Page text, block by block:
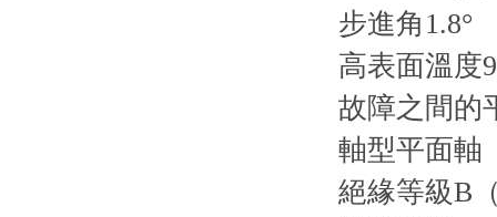
步進角1.8°
高表面溫度
故障之間的
軸型平面軸
絕緣等級B